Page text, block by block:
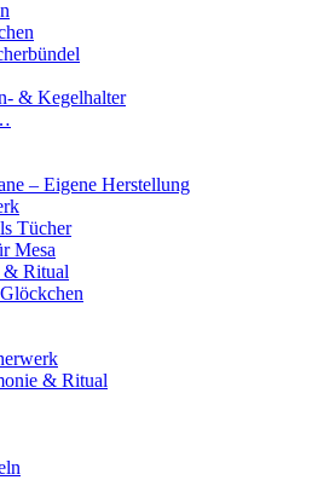
& Kegelhalter
– Eigene Herstellung
Tücher
Mesa
& Ritual
& Ritual